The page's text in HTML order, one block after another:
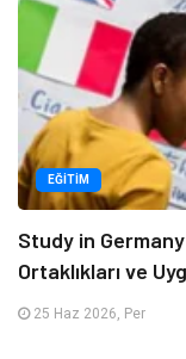
EĞITIM
Study in
Ortaklıkları ve
25 Haz 2026, Per